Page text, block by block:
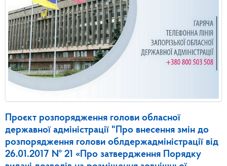
Проєкт розпорядження голови обласної
державної адміністрації "Про внесення змін до
розпорядження голови облдержадміністрації від
26.01.2017 № 21 «Про затвердження Порядку